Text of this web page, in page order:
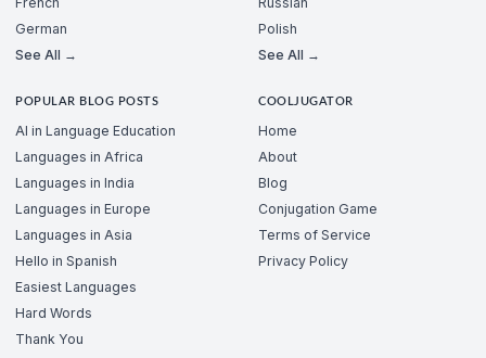
German
See All →
Polish
See All →
POPULAR BLOG POSTS
AI in Language Education
Languages in Africa
Languages in India
Languages in Europe
Languages in Asia
Hello in Spanish
Easiest Languages
Hard Words
Thank You
COOLJUGATOR
Home
About
Blog
Conjugation Game
Terms of Service
Privacy Policy